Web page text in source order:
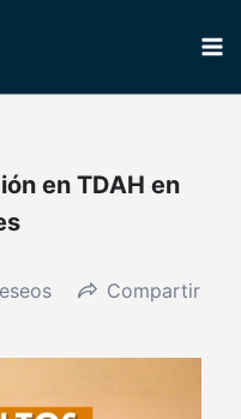
en TDAH en
Compartir